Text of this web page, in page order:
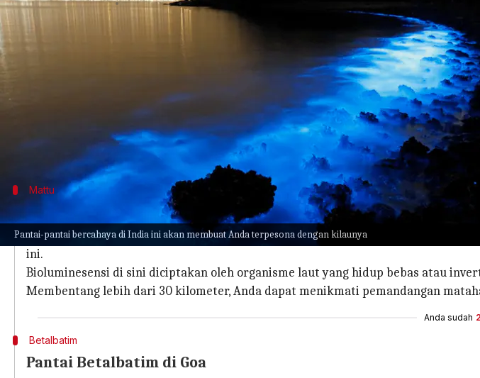
Pantai-pantai bercahaya di India ini akan membuat Anda terpesona dengan kilaunya
menulis Taufiq Al Jufri Apr 27, 2023 01:24 pm
Bioluminesensi adalah sebuah fenomena alam berupa organisme seperti
Ada beberapa pantai bioluminesensi di India tempat Anda dapat
putih yang indah.
Mattu
Pantai Mattu di Karnataka
Terletak 10 kilometer jauhnya dari Udupi di Karnataka, Pantai Mattu
ini.
Bioluminesensi di sini diciptakan oleh organisme laut yang hidup bebas atau
Membentang lebih dari 30 kilometer, Anda dapat menikmati pemandangan
Anda sudah
Betalbatim
Pantai Betalbatim di Goa